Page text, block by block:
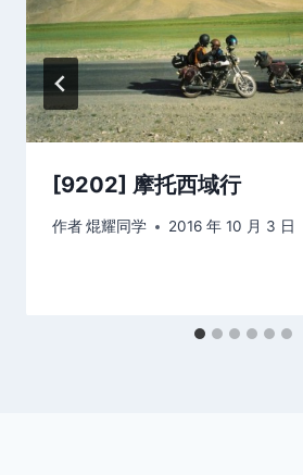
[9202] 摩托西域行
作者焜耀同学 2016 年 10 月 3 日